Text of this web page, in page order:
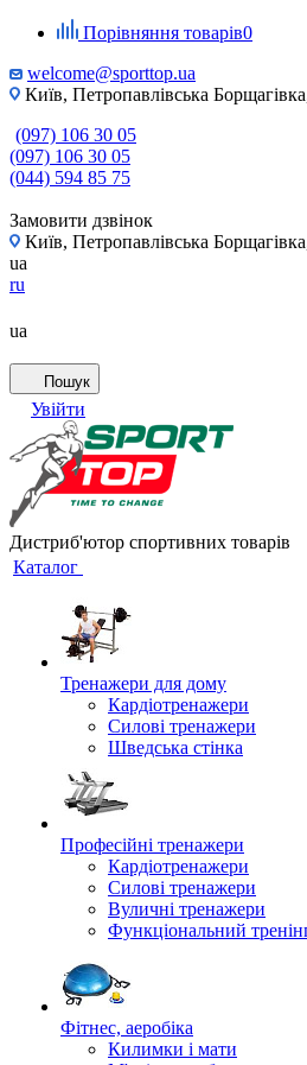
Порівняння товарів0
welcome@sporttop.ua
Київ, Петропавлівська
(097) 106 30 05
(097) 106 30 05
(044) 594 85 75
Замовити дзвінок
Київ, Петропавлівська
ua
ru
ua
Пошук
Увійти
Дистриб'ютор спортивних товарів
Каталог
Тренажери для дому
Кардіотренажери
Силові тренажери
Шведська стінка
Професійні тренажери
Кардіотренажери
Силові тренажери
Вуличні тренажери
Функціональний
Фітнес, аеробіка
Килимки і мати